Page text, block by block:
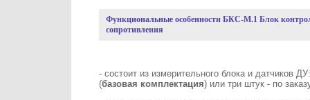
Функциональные особенности БКС-М.1 Блок
сопротивления
- состоит из измерительного блока и датчиков
(базовая комплектация) или три штук - по